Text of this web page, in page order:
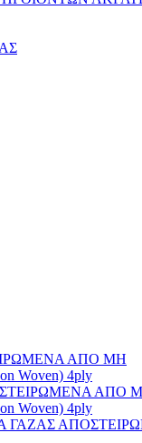
ΑΠΟ ΜΗ
Woven) 4ply
ΑΠΟ
Woven) 4ply
ΓΑΖΑΣ